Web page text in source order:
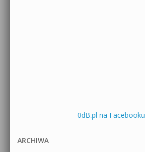
0dB.pl na Facebooku
ARCHIWA